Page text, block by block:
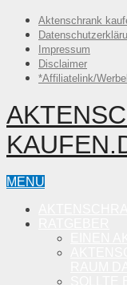
Aktenschrank
Impressum
Disclaimer
*Affiliatelink/
MENU